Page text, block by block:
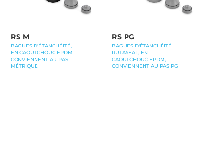
RS M
BAGUES D'ÉTANCHÉITÉ,
EN CAOUTCHOUC EPDM,
CONVIENNENT AU PAS
MÉTRIQUE
RS PG
BAGUES D'ÉTANCHÉITÉ
RUTASEAL, EN
CAOUTCHOUC EPDM,
CONVIENNENT AU PAS PG